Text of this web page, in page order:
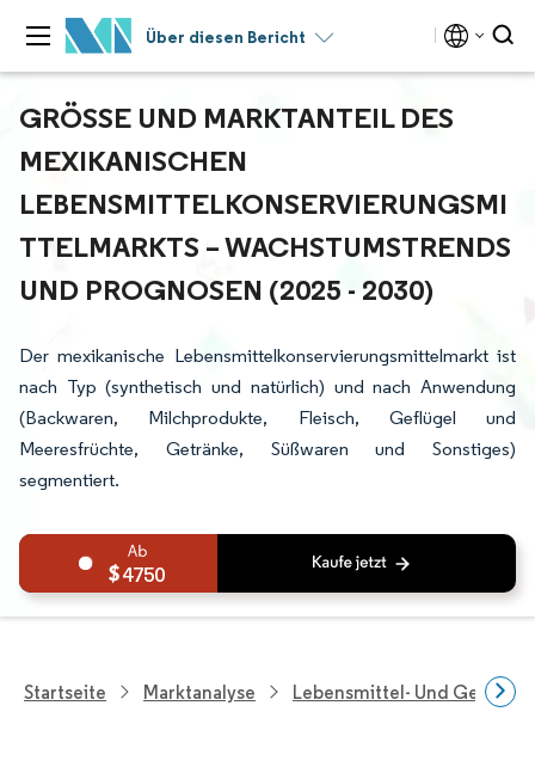
Über diesen Bericht
GRÖSSE UND MARKTANTEIL DES M
EXIKANISCHEN L
EBENSMITTELKONSERVIERUNGSMIT
TELMARKTS – WACHSTUMSTRENDS U
ND PROGNOSEN (2025 - 2030)
Der mexikanische Lebensmittelkonservierungsmittelmarkt ist
nach Typ (synthetisch und natürlich) und nach Anwendung
(Backwaren, Milchprodukte, Fleisch, Geflügel und
Meeresfrüchte, Getränke, Süßwaren und Sonstiges)
segmentiert.
4750
Startseite Marktanalyse Lebensmittel- Und